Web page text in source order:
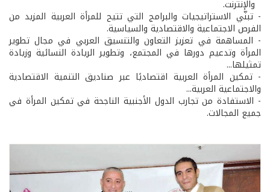
والإنترنت.
- تبنّي الاستراتيجيات والبرامج التي تتيح للمرأة العربية المزيد من
الفرص الاجتماعية والاقتصادية والسياسية.
- المساهمة في تعزيز التعاون والتنسيق العربي في مجال تطوير
المرأة وتدعيم دورها في المجتمع، وتطوير الريادة النسائية وزيادة
تمثيلها...
- تمكين المرأة العربية اقتصاديًا عبر صناديق التنمية الاقتصادية
والاجتماعية العربية...
- الاستفادة من تجارب الدول الأجنبية الناجحة في تمكين المرأة في
جميع المجالات.